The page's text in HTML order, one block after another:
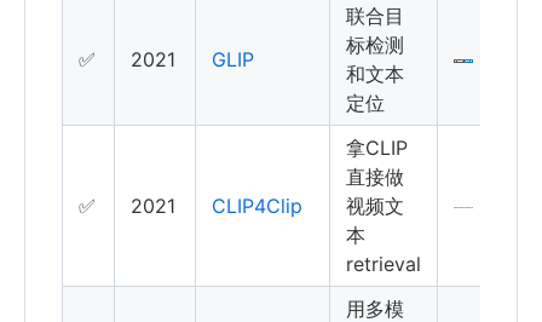
✅ 2021 GLIP
联合目
标检测
和文本
定位
✅ 2021 CLIP4Clip
拿CLIP
直接做
视频文
本
retrieval
用多模